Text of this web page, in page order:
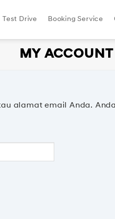
Test Drive Booking Service
MY ACCOUNT
alamat email Anda.